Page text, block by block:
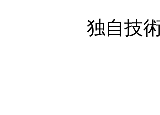
独自技